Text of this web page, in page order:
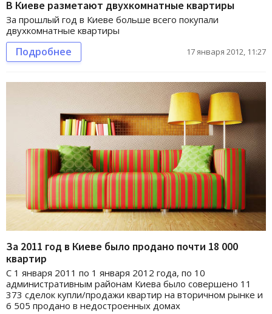
В Киеве разметают двухкомнатные квартиры
За прошлый год в Киеве больше всего покупали
двухкомнатные квартиры
Подробнее 17 января 2012, 11:27
За 2011 год в Киеве было продано почти 18 000
квартир
С 1 января 2011 по 1 января 2012 года, по 10
административным районам Киева было совершено 11
373 сделок купли/продажи квартир на вторичном рынке и
6 505 продано в недостроенных домах